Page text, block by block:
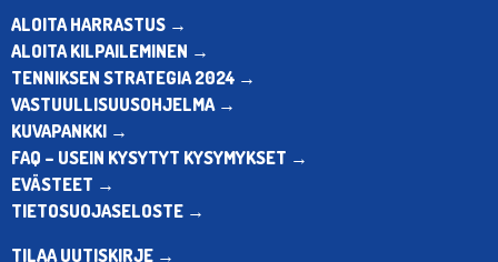
ALOITA HARRASTUS →
ALOITA KILPAILEMINEN →
TENNIKSEN STRATEGIA 2024 →
VASTUULLISUUSOHJELMA →
KUVAPANKKI →
FAQ – USEIN KYSYTYT KYSYMYKSET →
EVÄSTEET →
TIETOSUOJASELOSTE →
TILAA UUTISKIRJE →